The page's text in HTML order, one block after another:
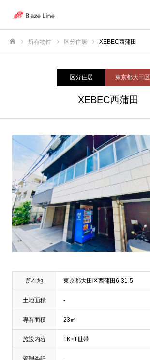
所有物件 区分住居 XEBEC西蒲田
区分住居 東京都大田区
XEBEC西蒲田
所在地 東京都大田区西蒲田6-31-5
土地面積 -
専有面積 23㎡
施設内容 1K×1世帯